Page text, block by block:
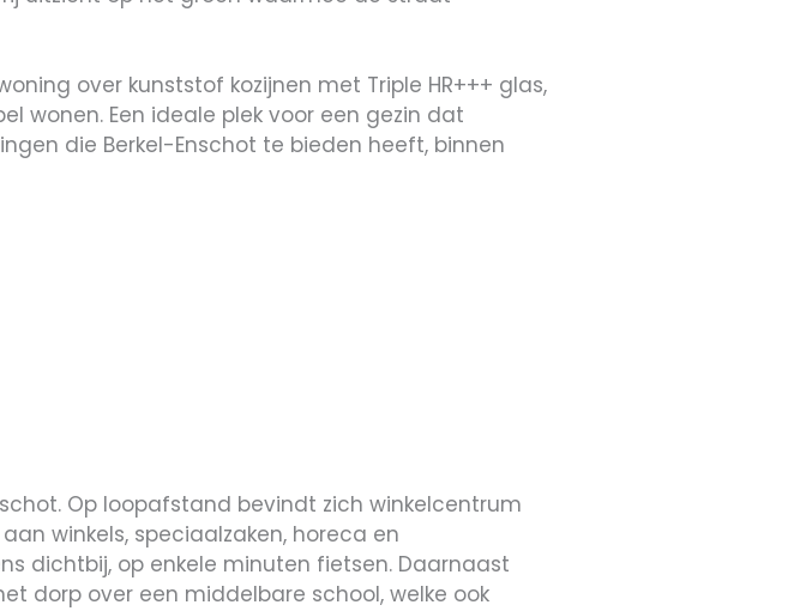
over kunststof kozijnen met Triple HR+++ glas,
wonen. Een ideale plek voor een gezin dat
die Berkel-Enschot te bieden heeft, binnen
Op loopafstand bevindt zich winkelcentrum
winkels, speciaalzaken, horeca en
dichtbij, op enkele minuten fietsen. Daarnaast
dorp over een middelbare school, welke ook